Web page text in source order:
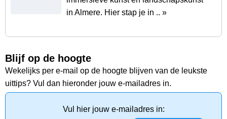
in Almere. Hier stap je in .. »
Blijf op de hoogte
Wekelijks per e-mail op de hoogte blijven van de leukste
uittips? Vul dan hieronder jouw e-mailadres in.
Vul hier jouw e-mailadres in: